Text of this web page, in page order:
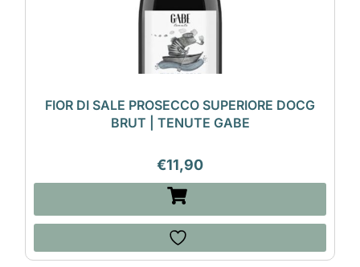
FIOR DI SALE PROSECCO SUPERIORE DOCG
BRUT | TENUTE GABE
€11,90